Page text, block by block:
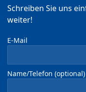
Schreiben Sie uns
weiter!
E-Mail
Name/Telefon (optional)